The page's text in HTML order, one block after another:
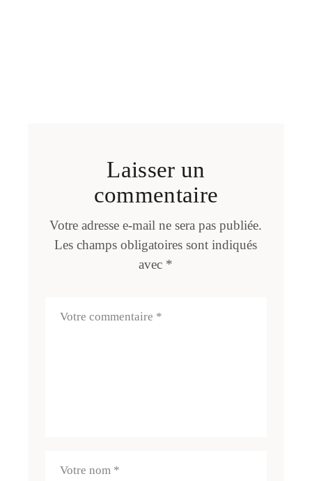
Laisser un
commentaire
Votre adresse e-mail ne sera pas publiée.
Les champs obligatoires sont indiqués
avec *